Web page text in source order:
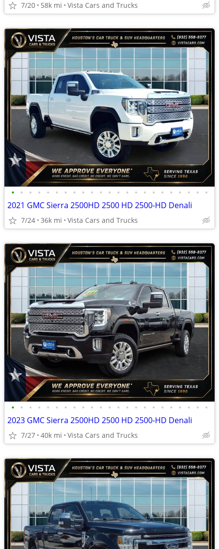
7/20 58k mi Vista Cars and Trucks
• • • • • • • • • • • • • • • • • • • • • • •
2021 GMC Sierra 2500HD 2500 HD 2500-HD Denali
7/24 36k mi Vista Cars and Trucks
• • • • • • • • • • • • • • • • • • • • • • •
2023 GMC Sierra 2500HD 2500 HD 2500-HD Denali
7/27 40k mi Vista Cars and Trucks